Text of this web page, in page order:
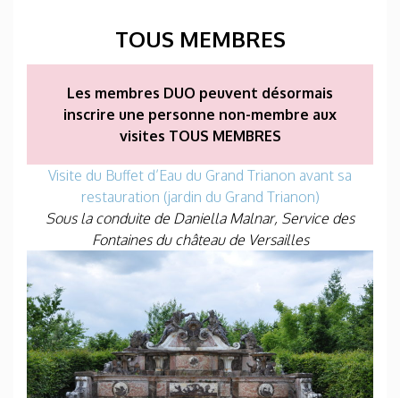
TOUS MEMBRES
Les membres DUO peuvent désormais
inscrire une personne non-membre aux
visites TOUS MEMBRES
Visite du Buffet d’Eau du Grand Trianon avant sa
restauration (jardin du Grand Trianon)
Sous la conduite de Daniella Malnar, Service des
Fontaines du château de Versailles